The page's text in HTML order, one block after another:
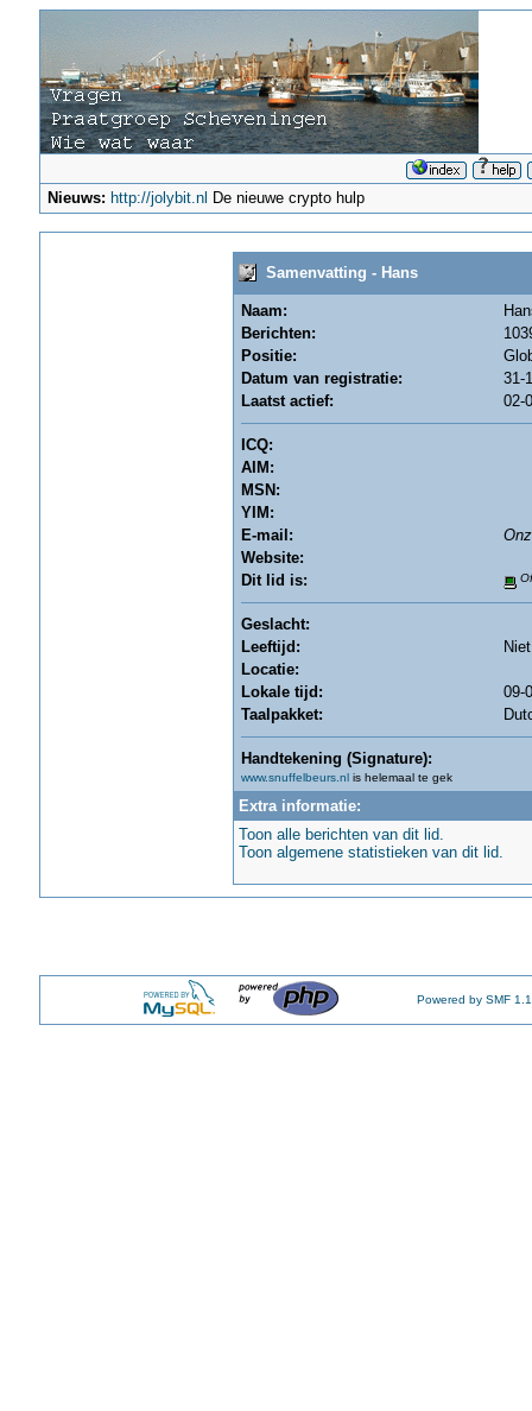
Nieuws: http://jolybit.nl De nieuwe crypto hulp
Samenvatting - Hans
Naam:
Berichten:
Positie:
Datum van registratie:
31-
Laatst actief:
02-
ICQ:
AIM:
MSN:
YIM:
E-mail:
Website:
Dit lid is:
Geslacht:
Leeftijd:
Locatie:
Lokale tijd:
09-
Taalpakket:
Handtekening (Signature):
www.snuffelbeurs.nlis helemaal te gek
Extra informatie:
Toon alle berichten van dit lid.
Toon algemene statistieken van dit lid.
Powered by SMF